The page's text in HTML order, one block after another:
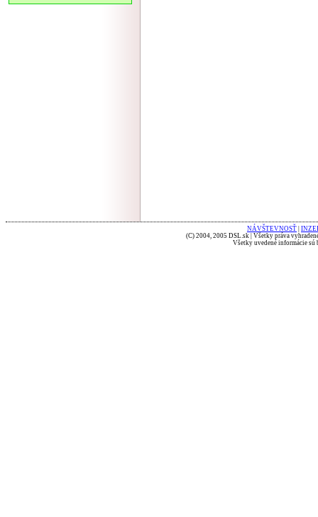
NÁVŠTEVNOSŤ
(C) 2004, 2005 DSL.sk | Všetky práva
Všetky uvedené informácie sú